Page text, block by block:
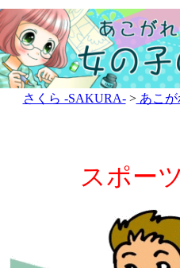
さくら -SAKURA->あこが
スポー